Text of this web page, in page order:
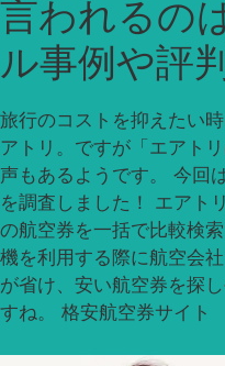
言われるの
ル事例や評
旅行のコストを抑えたい
アトリ。ですが「エアト
声もあるようです。 今回
を調査しました！ エアト
の航空券を一括で比較検
機を利用する際に航空会
が省け、安い航空券を探
すね。 格安航空券サイ